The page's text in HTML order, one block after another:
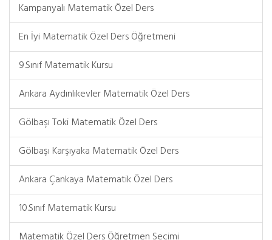
Kampanyalı Matematik Özel Ders
En İyi Matematik Özel Ders Öğretmeni
9.Sınıf Matematik Kursu
Ankara Aydınlıkevler Matematik Özel Ders
Gölbaşı Toki Matematik Özel Ders
Gölbaşı Karşıyaka Matematik Özel Ders
Ankara Çankaya Matematik Özel Ders
10.Sınıf Matematik Kursu